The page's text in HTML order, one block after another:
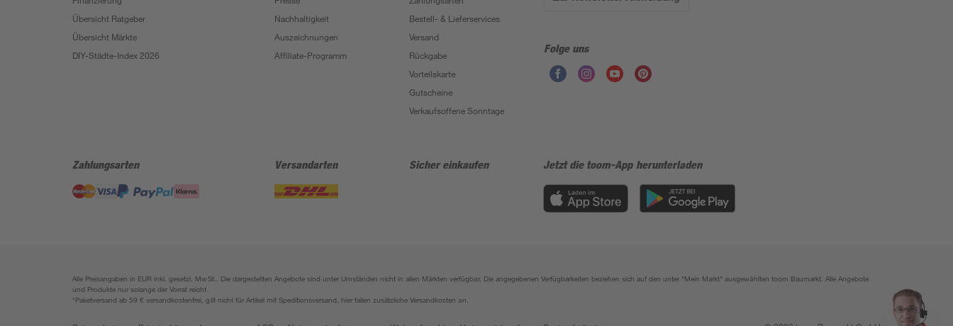
Übersicht Ratgeber
Übersicht Märkte
DIY-Städte-Index 2026
Nachhaltigkeit
Auszeichnungen
Affiliate-Programm
Bestell- & Lieferservices
Versand
Rückgabe
Vorteilskarte
Gutscheine
Verkaufsoffene Sonntage
Folge uns
Zahlungsarten Versandarten Sicher einkaufen Jetzt die toom-App herunterladen
Alle Preisangaben in EUR inkl. gesetzl. MwSt.. Die dargestellten Angebote sind unter Umständen nicht in allen Märkten verfügbar. Die angegebenen Verfügbarkeiten beziehen sich auf den unter "Mein Markt" ausgewählten toom Baumarkt. Alle Angebote
und Produkte nur solange der Vorrat reicht.
*Paketversand ab 59 € versandkostenfrei, gilt nicht für Artikel mit Speditionsversand, hier fallen zusätzliche Versandkosten an.